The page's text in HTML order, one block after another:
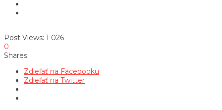
Post Views: 1 026
0
Shares
Zdieľať na Facebooku
Zdieľať na Twitter